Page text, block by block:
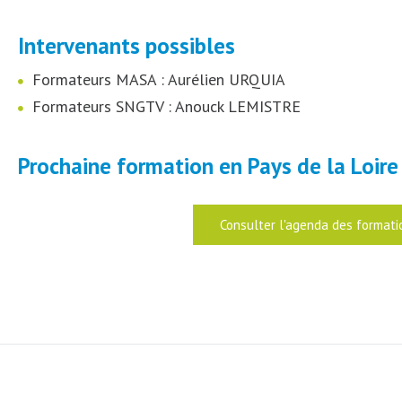
Intervenants possibles
Formateurs MASA : Aurélien URQUIA
Formateurs SNGTV : Anouck LEMISTRE
Prochaine formation en Pays de la Loire
Consulter l'agenda des